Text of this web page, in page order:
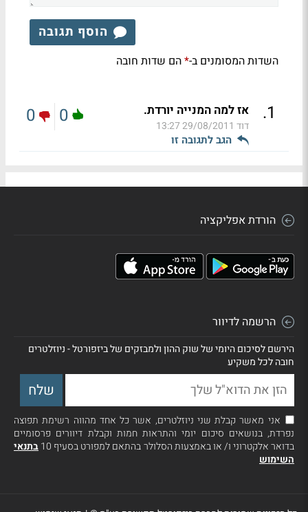
הוסף תגובה
השדות המסומנים ב-*הם שדות חובה
1
. אז למה המנייה יורדת.
דוד 29/08/2011 13:27
הגב לתגובה זו
0
0
הורדת אפליקציה
הרשמה לדיוור
הירשם לסיכום היומי של שוק ההון ולמבזקים של ביזפורטל - ניוזלטרים
חובה לכל משקיע
אני מאשר קבלת שני ניוזלטרים, אשר כל אחד מהווה רשימת תפוצה
נפרדת, בנושאים סיכום יומי והתראות חמות וקבלת דיוורים פרסומיים
בדואר אלקטרוני ו/ או באמצעות הסלולר בהתאם למפורט בסעיף 10
בתנאי
השימוש